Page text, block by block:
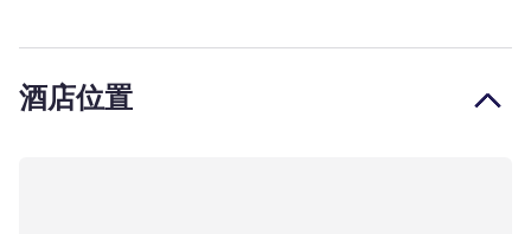
酒店位置